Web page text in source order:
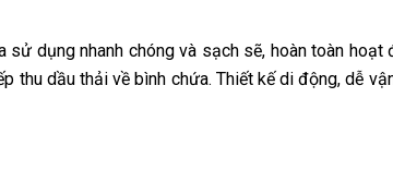
dụng nhanh chóng và sạch sẽ, hoàn toàn hoạt
dầu thải về bình chứa. Thiết kế di động, dễ